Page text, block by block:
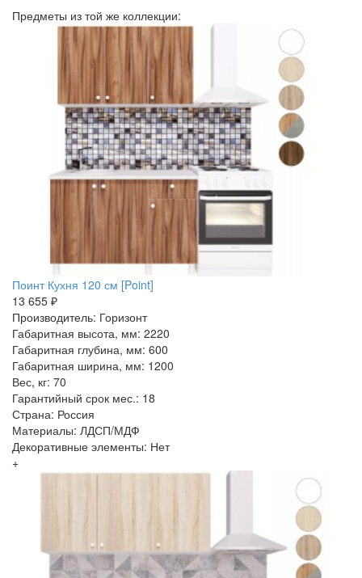
Предметы из той же коллекции:
Поинт Кухня 120 см [Point]
13 655 ₽
Производитель: Горизонт
Габаритная высота, мм: 2220
Габаритная глубина, мм: 600
Габаритная ширина, мм: 1200
Вес, кг: 70
Гарантийный срок мес.: 18
Страна: Россия
Материалы: ЛДСП/МДФ
Декоративные элементы: Нет
+